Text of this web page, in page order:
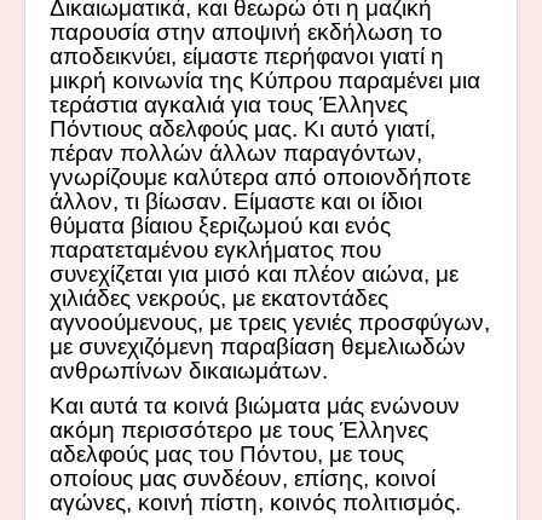
Δικαιωματικά, και θεωρώ ότι η μαζική
παρουσία στην αποψινή εκδήλωση το
αποδεικνύει, είμαστε περήφανοι γιατί η
μικρή κοινωνία της Κύπρου παραμένει μια
τεράστια αγκαλιά για τους Έλληνες
Πόντιους αδελφούς μας. Κι αυτό γιατί,
πέραν πολλών άλλων παραγόντων,
γνωρίζουμε καλύτερα από οποιονδήποτε
άλλον, τι βίωσαν. Είμαστε και οι ίδιοι
θύματα βίαιου ξεριζωμού και ενός
παρατεταμένου εγκλήματος που
συνεχίζεται για μισό και πλέον αιώνα, με
χιλιάδες νεκρούς, με εκατοντάδες
αγνοούμενους, με τρεις γενιές προσφύγων,
με συνεχιζόμενη παραβίαση θεμελιωδών
ανθρωπίνων δικαιωμάτων.
Και αυτά τα κοινά βιώματα μάς ενώνουν
ακόμη περισσότερο με τους Έλληνες
αδελφούς μας του Πόντου, με τους
οποίους μας συνδέουν, επίσης, κοινοί
αγώνες, κοινή πίστη, κοινός πολιτισμός.